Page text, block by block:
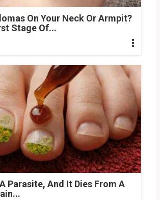
On Your Neck Or Armpit?
Stage Of...
Parasite, And It Dies From A